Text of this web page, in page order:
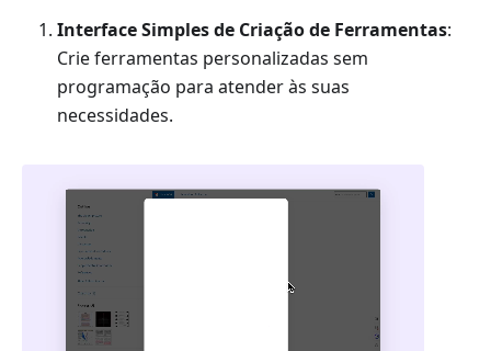
Interface Simples de Criação de Ferramentas:
Crie ferramentas personalizadas sem
programação para atender às suas
necessidades.